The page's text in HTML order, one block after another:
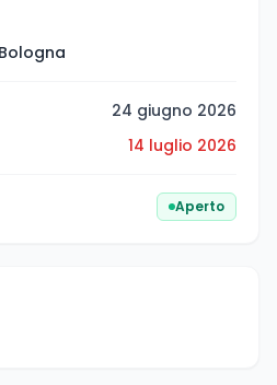
24 giugno 2026
14 luglio 2026
Aperto